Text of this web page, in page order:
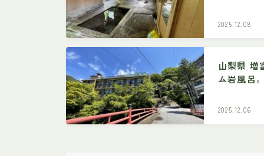
2025.12.08
山梨県 増
ム岩風呂
2025.12.06